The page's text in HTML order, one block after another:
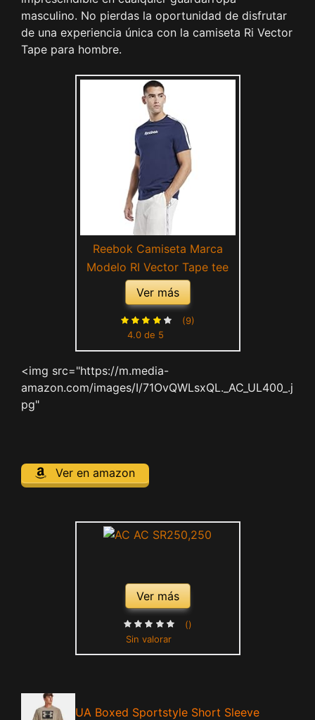
masculino. No pierdas la oportunidad de disfrutar
de una experiencia única con la camiseta Ri Vector
Tape para hombre.
Reebok Camiseta Marca
Modelo RI Vector Tape tee
Ver más
4.0 de 5
(9)
<img src="https://m.media-
amazon.com/images/I/71OvQWLsxQL._AC_UL400_.j
pg"
Ver en amazon
Ver más
Sin valorar
()
UA Boxed Sportstyle Short Sleeve